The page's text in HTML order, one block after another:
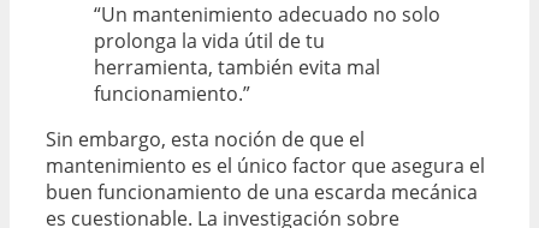
“Un mantenimiento adecuado no solo
prolonga la vida útil de tu
herramienta, también evita mal
funcionamiento.”
Sin embargo, esta noción de que el
mantenimiento es el único factor que asegura el
buen funcionamiento de una escarda mecánica
es cuestionable. La investigación sobre